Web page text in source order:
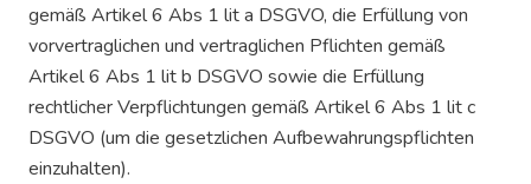
gemäß Artikel 6 Abs 1 lit a DSGVO, die Erfüllung von
vorvertraglichen und vertraglichen Pflichten gemäß
Artikel 6 Abs 1 lit b DSGVO sowie die Erfüllung
rechtlicher Verpflichtungen gemäß Artikel 6 Abs 1 lit c
DSGVO (um die gesetzlichen Aufbewahrungspflichten
einzuhalten).